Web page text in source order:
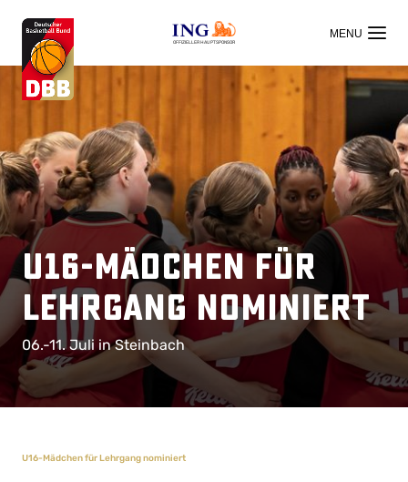
OFFIZIELLER HAUPTSPONSOR
U16-Mädchen für
Lehrgang nominiert
06.-11. Juli in Steinbach
U16-Mädchen für Lehrgang nominiert